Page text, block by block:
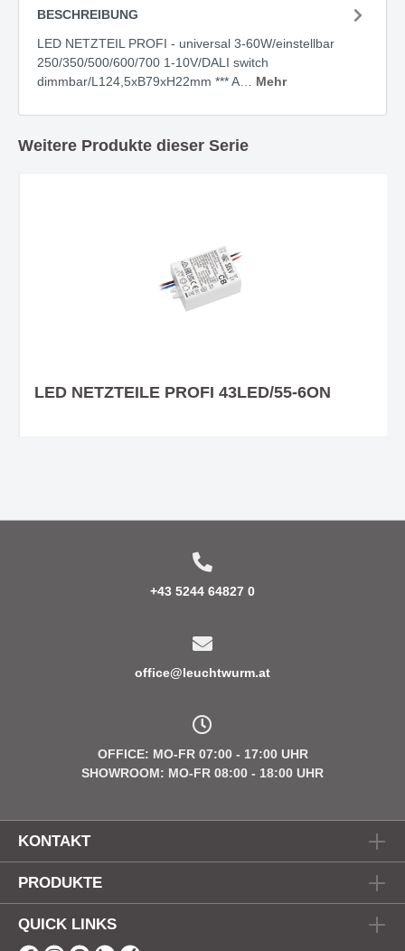
BESCHREIBUNG
LED NETZTEIL PROFI - universal 3-60W/einstellbar
250/350/500/600/700 1-10V/DALI switch
dimmbar/L124,5xB79xH22mm *** A… Mehr
Weitere Produkte dieser Serie
LED NETZTEILE PROFI 43LED/55-6ON
+43 5244 64827 0
office@leuchtwurm.at
OFFICE: MO-FR 07:00 - 17:00 UHR
SHOWROOM: MO-FR 08:00 - 18:00 UHR
KONTAKT
PRODUKTE
QUICK LINKS